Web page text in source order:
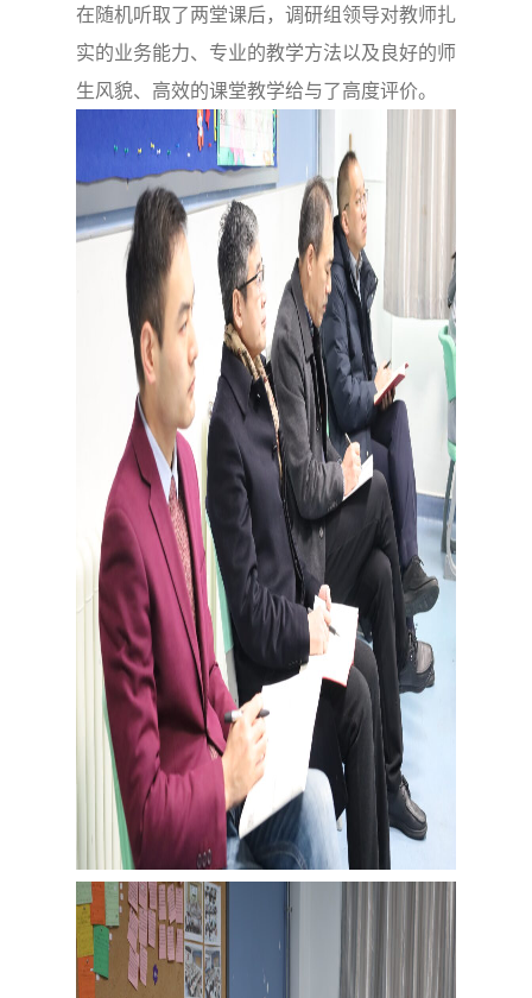
在随机听取了两堂课后，调研组领导对教师扎
实的业务能力、专业的教学方法以及良好的师
生风貌、高效的课堂教学给与了高度评价。